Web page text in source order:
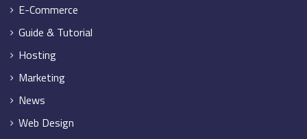
E-Commerce
Guide & Tutorial
Hosting
Marketing
News
Web Design